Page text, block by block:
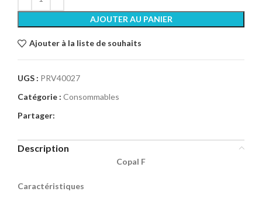
AJOUTER AU PANIER
Ajouter à la liste de souhaits
UGS : PRV40027
Catégorie : Consommables
Partager:
Description
Copal F
Caractéristiques